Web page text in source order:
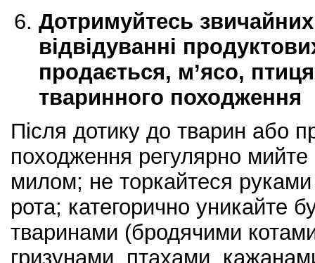
Дотримуйтесь звичайних
відвідуванні
продається, м’ясо,
тваринного походження
Після дотику до тварин або
походження регулярно
милом; не торкайтеся
рота; категорично уникайте
тваринами (бродячими
гризунами, птахами,